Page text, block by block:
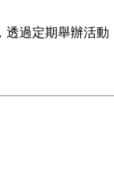
過定期舉辦活